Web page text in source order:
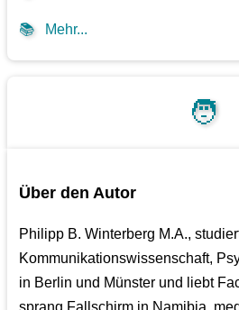
📚 Mehr...
🧑
Über den Autor
Philipp B. Winterberg M.A.,
Kommunikationswissenschaft,
in Berlin und Münster und liebt
sprang Fallschirm in Namibia,